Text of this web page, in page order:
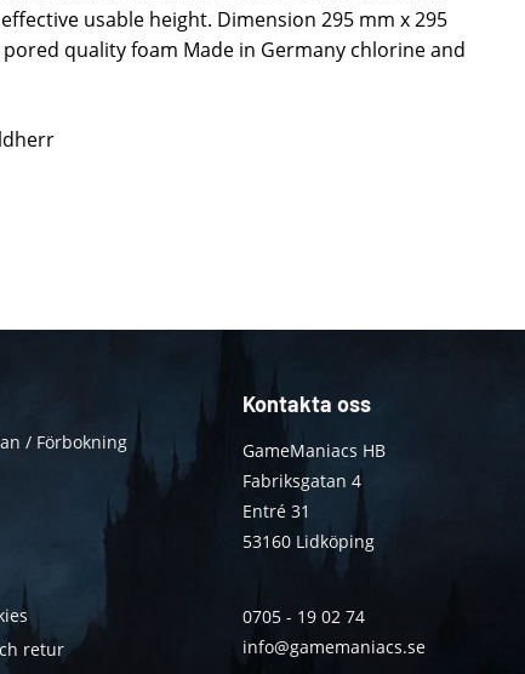
usable height. Dimension 295 mm x 295
pored quality foam Made in Germany chlorine and
/ Förbokning
retur
Kontakta oss
GameManiacs HB
Fabriksgatan 4
Entré 31
53160 Lidköping
0705 - 19 02 74
info@gamemaniacs.se